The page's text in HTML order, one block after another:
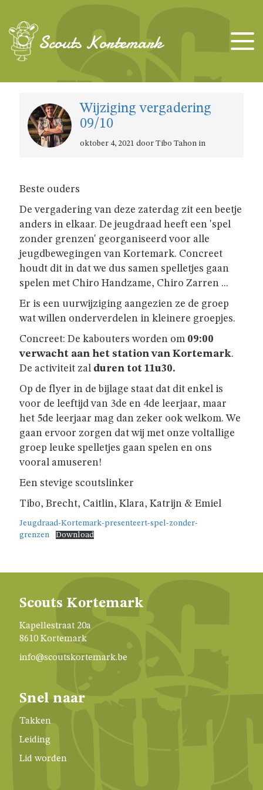
Scouts Kortemark
TAKKEN
KABOUTERS
WELPEN
JONGGIDSEN
JONGVERKENNERS
GIVERS
JINS
AKABE
INSCHRIJVEN
LEIDING
GROEP
JAARTHEMA
STREEKBIERENAVOND
INFO
WITJE
UNIFORM
Wijziging vergadering
09/10
oktober 4, 2021 door Tibo Tahon in
Beste ouders
De vergadering van deze zaterdag zit een beetje
anders in elkaar. De jeugdraad heeft een 'spel
zonder grenzen' georganiseerd voor alle
jeugdbewegingen van Kortemark. Concreet
houdt dit in dat we dus samen spelletjes gaan
spelen met Chiro Handzame, Chiro Zarren ...
Er is een uurwijziging aangezien ze de groep
wat willen onderverdelen in kleinere groepjes.
Concreet: De kabouters worden om 09:00
verwacht aan het station van Kortemark.
De activiteit zal duren tot 11u30.
Op de flyer in de bijlage staat dat dit enkel is
voor de leeftijd van 3de en 4de leerjaar, maar
het 5de leerjaar mag dan zeker ook welkom. We
gaan ervoor zorgen dat wij met onze voltallige
groep leuke spelletjes gaan spelen en ons
vooral amuseren!
Een stevige scoutslinker
Tibo, Brecht, Caitlin, Klara, Katrijn & Emiel
Jeugdraad-Kortemark-presenteert-spel-zonder-
grenzen
Download
Scouts Kortemark
Kapellestraat 20a
8610 Kortemark
info@scoutskortemark.be
Snel naar
Takken
Leiding
Lid worden